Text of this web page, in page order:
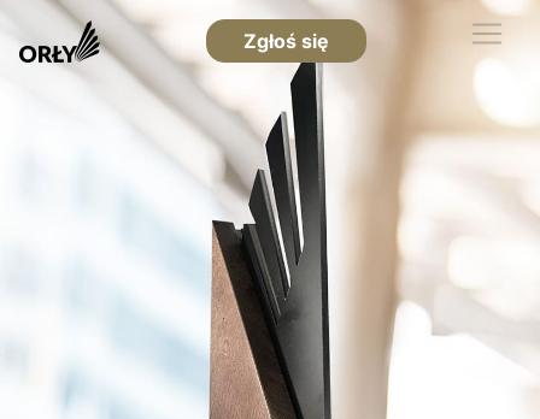
Zgłoś się